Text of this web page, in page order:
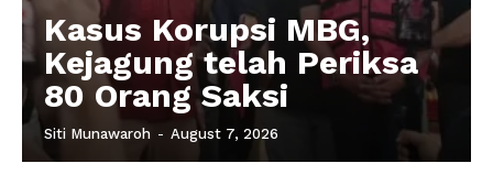
Kasus Korupsi MBG,
Kejagung telah Periksa
80 Orang Saksi
Siti Munawaroh - August 7, 2026